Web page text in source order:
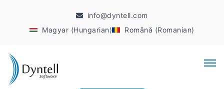
info@dyntell.com
Magyar (Hungarian)
Română (Romanian)